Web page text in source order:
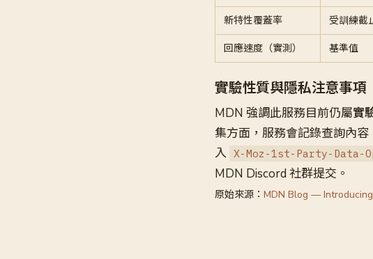
新特性覆蓋率 受訓練截
回應速度（實測） 基準值
實驗性質與隱私注意事項
MDN 強調此服務目前仍屬實
集方面，服務會記錄查詢內
入 X-Moz-1st-Party-Data-
MDN Discord 社群提交。
原始來源： MDN Blog —